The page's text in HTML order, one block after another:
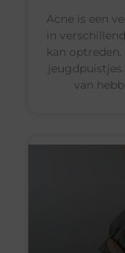
Acne is een
in
kan
van